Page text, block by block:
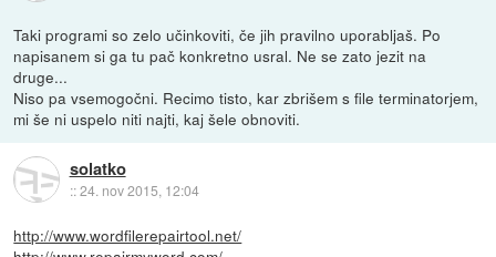
Taki programi so zelo učinkoviti, če jih pravilno uporabljaš. Po
napisanem si ga tu pač konkretno usral. Ne se zato jezit na
druge...
Niso pa vsemogočni. Recimo tisto, kar zbrišem s file terminatorjem,
mi še ni uspelo niti najti, kaj šele obnoviti.
solatko
::24. nov 2015, 12:04
http://www.wordfilerepairtool.net/